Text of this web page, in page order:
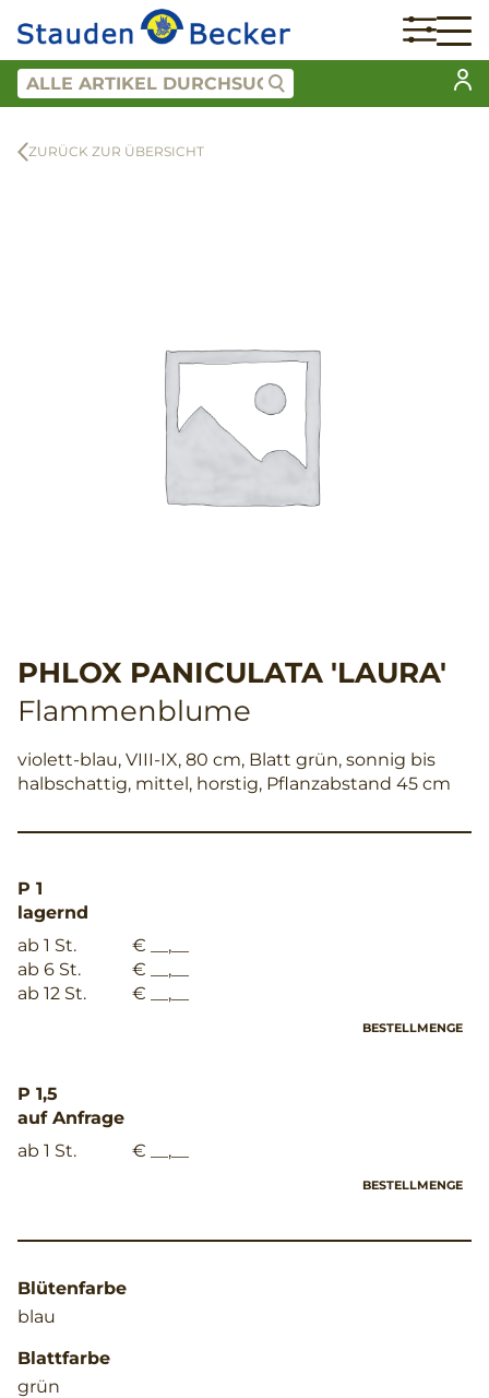
ZURÜCK ZUR ÜBERSICHT
PHLOX PANICULATA 'LAURA'
Flammenblume
violett-blau, VIII-IX, 80 cm, Blatt grün, sonnig bis
halbschattig, mittel, horstig, Pflanzabstand 45 cm
P 1
lagernd
ab 1 St.
€ __,__
ab 6 St.
€ __,__
ab 12 St.
€ __,__
BESTELLMENGE
P 1,5
auf Anfrage
ab 1 St.
€ __,__
BESTELLMENGE
Blütenfarbe
blau
Blattfarbe
grün